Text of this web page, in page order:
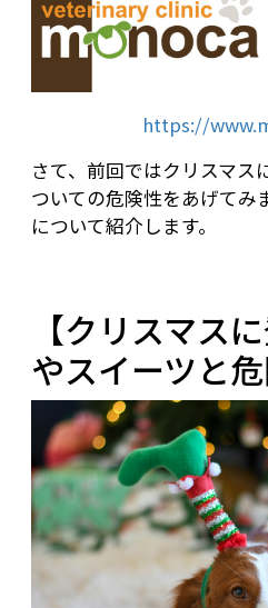
https://
さて、前回ではクリスマス
ついての危険性をあげてみ
について紹介します。
【クリスマス
やスイーツと危